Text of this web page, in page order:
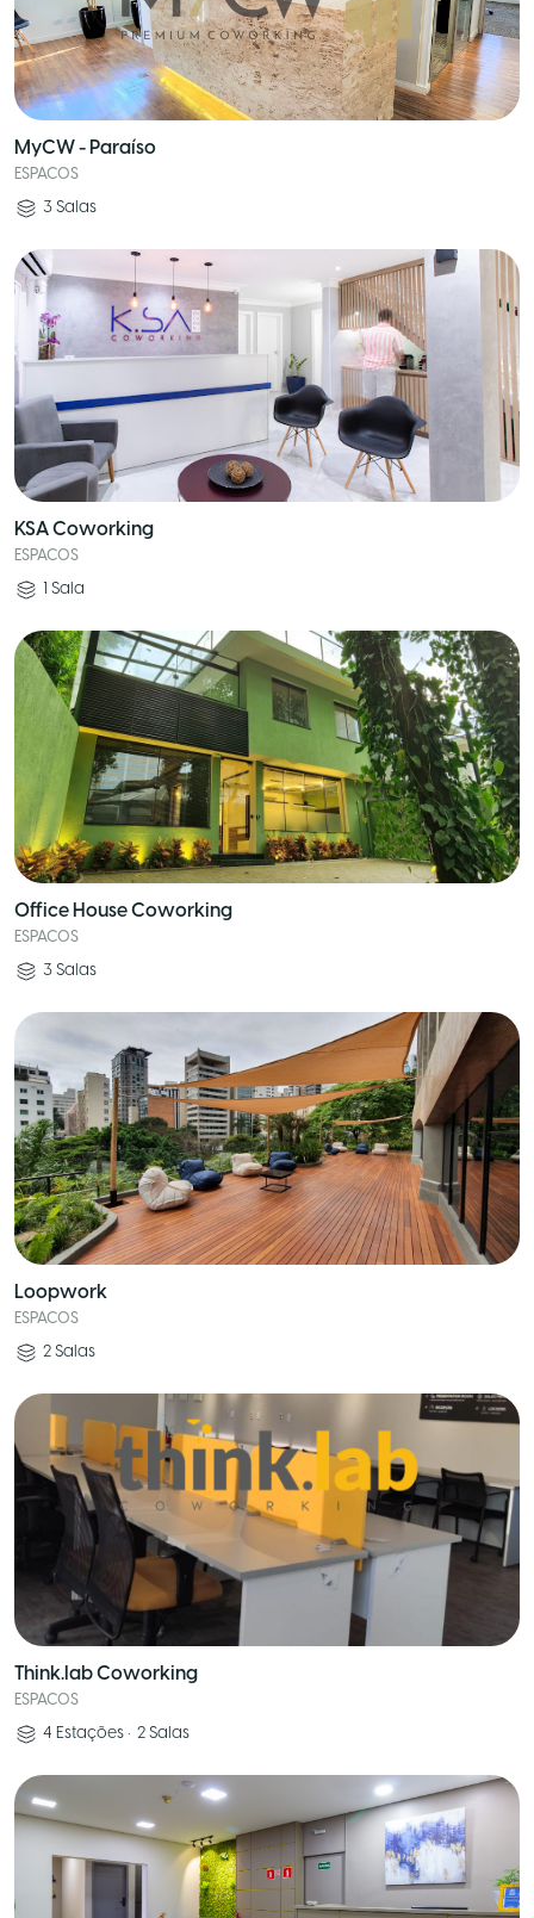
MyCW - Paraíso
ESPACOS
3 Salas
KSA Coworking
ESPACOS
1 Sala
Office House Coworking
ESPACOS
3 Salas
Loopwork
ESPACOS
2 Salas
Think.lab Coworking
ESPACOS
4 Estações • 2 Salas